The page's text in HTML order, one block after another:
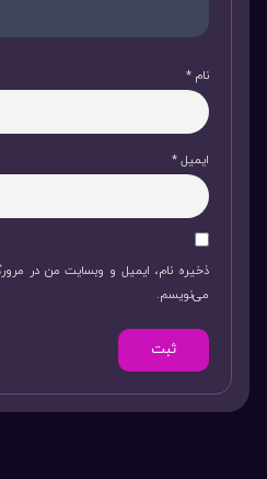
نام *
ایمیل*
ذخیره نام، ایمیل و وبسایت من در
می‌نویسم.